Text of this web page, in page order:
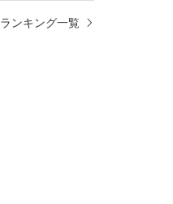
ランキング一覧